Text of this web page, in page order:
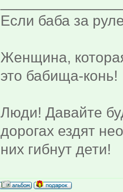
Если баба за
Женщина,
это бабища-конь!
Люди! Давайте
дорогах ездят
них гибнут дети!